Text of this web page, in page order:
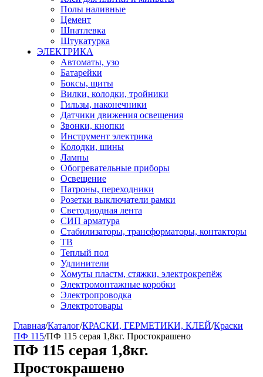
Полы наливные
Цемент
Шпатлевка
Штукатурка
ЭЛЕКТРИКА
Автоматы, узо
Батарейки
Боксы, щиты
Вилки, колодки, тройники
Гильзы, наконечники
Датчики движения освещения
Звонки, кнопки
Инструмент электрика
Колодки, шины
Лампы
Обогревательные приборы
Освещение
Патроны, переходники
Розетки выключатели рамки
Светодиодная лента
СИП арматура
Стабилизаторы, трансформаторы, контакторы
ТВ
Теплый пол
Удлинители
Хомуты пластм, стяжки, электрокрепёж
Электромонтажные коробки
Электропроводка
Электротовары
Главная/Каталог/КРАСКИ, ГЕРМЕТИКИ, КЛЕЙ/Краски
ПФ 115/ПФ 115 серая 1,8кг. Простокрашено
ПФ 115 серая 1,8кг.
Простокрашено